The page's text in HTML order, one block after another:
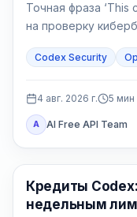
Точная фраза ‘This
на проверку
авторизацию и
Codex Security
4 авг. 2026 г. 5 мин
A AI Free API Team
AI Development Tools
Кредиты Codex:
недельным